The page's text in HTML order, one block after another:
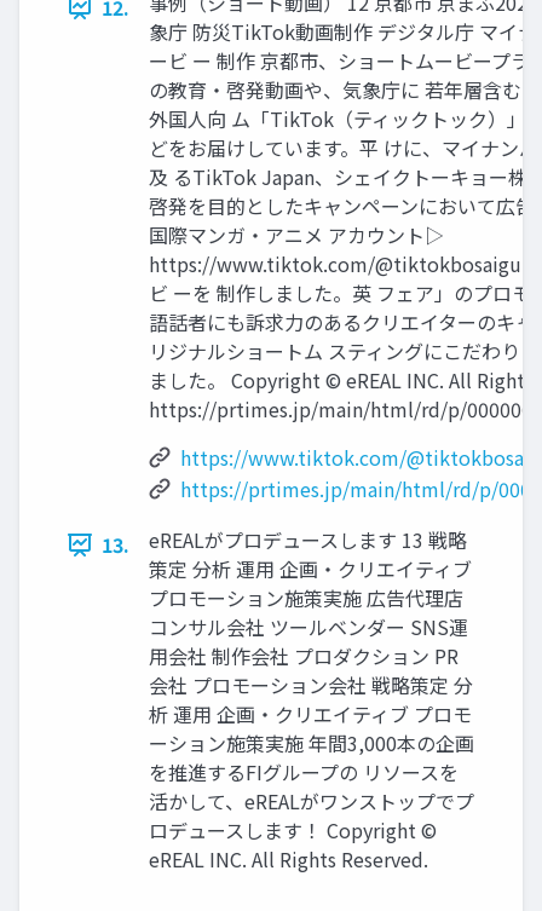
12.
象庁 防災TikTok動画制作 デジタル庁 マイ
ービ ー 制作 京都市、ショートムービープラ
の教育・啓発動画や、気象庁に 若年層含む
外国人向 ム「TikTok（ティックトック）」
どをお届けしています。平 けに、マイナン
及 るTikTok Japan、シェイクトーキョー株
啓発を目的としたキャンペーンにおいて広
国際マンガ・アニメ アカウント▷
https://www.tiktok.com/
ビ ーを 制作しました。英 フェア」のプロ
語話者にも訴求力のあるクリエイターのキ
リジナルショートム スティングにこだわり
ました。 Copyright © eREAL INC. All
https://prtimes.jp/main/html/rd/p/
https://www.tiktok.com/
https://prtimes.jp/main/html/rd/p/
13.
eREALがプロデュースします 13 戦略
策定 分析 運用 企画・クリエイティブ
プロモーション施策実施 広告代理店
コンサル会社 ツールベンダー SNS運
用会社 制作会社 プロダクション PR
会社 プロモーション会社 戦略策定 分
析 運用 企画・クリエイティブ プロモ
ーション施策実施 年間3,000本の企画
を推進するFIグループの リソースを
活かして、eREALがワンストップでプ
ロデュースします！ Copyright ©
eREAL INC. All Rights Reserved.